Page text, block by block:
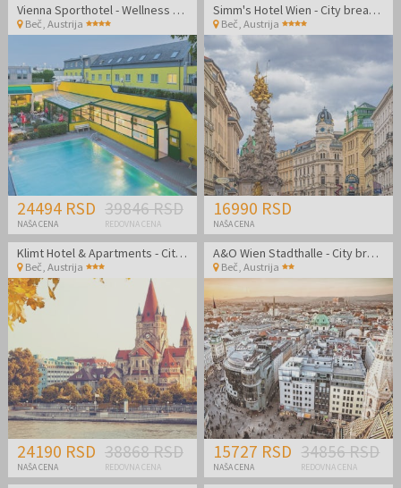
Vienna Sporthotel - Wellness odmor u Beču
Beč Austrija
24494 RSD
NAŠA CENA
39846 RSD
REDOVNA CENA
Simm's Hotel Wien - City break u Austriji
Beč ,Austrija
16990 RSD
NAŠA CENA
Klimt Hotel & Apartments - City break u Beču
Beč Austrija
24190 RSD
NAŠA CENA
38868 RSD
REDOVNA CENA
A&O Wien Stadthalle - City break u srcu Beča
Beč ,Austrija
15727 RSD
NAŠA CENA
34856 RSD
REDOVNA CENA